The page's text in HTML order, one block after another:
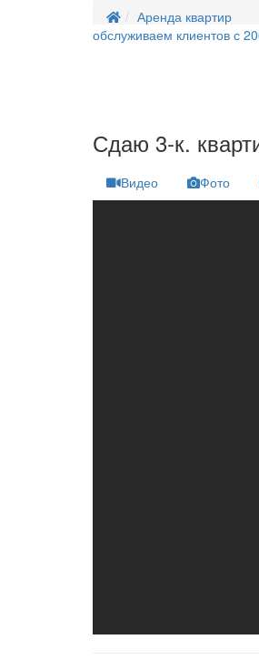
Аренда квартир
обслуживаем клиентов с
Сдаю 3-к.
Видео Фото